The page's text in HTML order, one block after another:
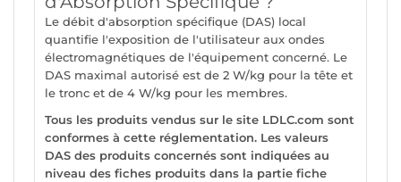
Le débit d'absorption spécifique (DAS) local
quantifie l'exposition de l'utilisateur aux ondes
électromagnétiques de l'équipement concerné. Le
DAS maximal autorisé est de 2 W/kg pour la tête et
le tronc et de 4 W/kg pour les membres.
Tous les produits vendus sur le site LDLC.com sont
conformes à cette réglementation. Les valeurs
DAS des produits concernés sont indiquées au
niveau des fiches produits dans la partie fiche